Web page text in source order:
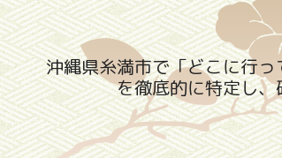
沖縄県糸満市で「どこに行
を徹底的に特定し、